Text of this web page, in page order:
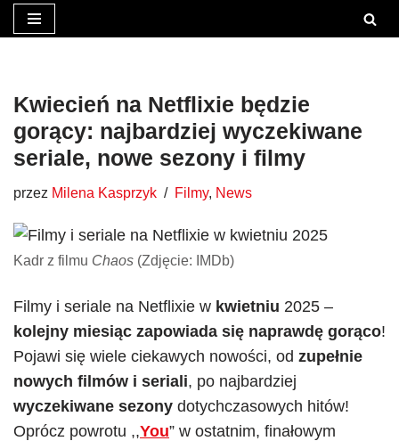
treści
Kwiecień na Netflixie będzie
gorący: najbardziej wyczekiwane
seriale, nowe sezony i filmy
przez Milena Kasprzyk Filmy, News
Kadr z filmu Chaos (Zdjęcie: IMDb)
Filmy i seriale na Netflixie w kwietniu 2025 –
kolejny miesiąc zapowiada się naprawdę gorąco!
Pojawi się wiele ciekawych nowości, od zupełnie
nowych filmów i seriali, po najbardziej
wyczekiwane sezony dotychczasowych hitów!
Oprócz powrotu ,,You” w ostatnim, finałowym